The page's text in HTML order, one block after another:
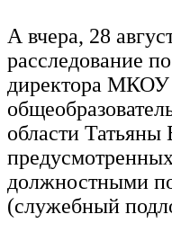
А вчера, 28
расследование
директора МКОУ
области
должностными
(служебный